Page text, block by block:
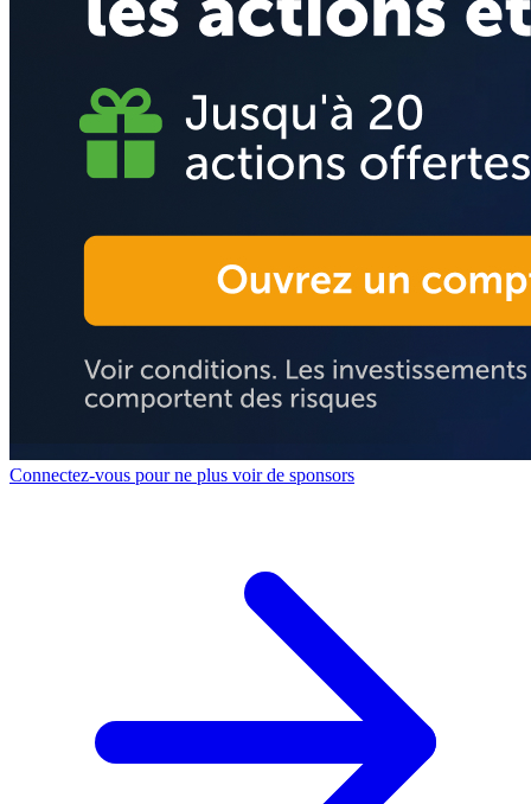
Connectez-vous pour ne plus voir de sponsors